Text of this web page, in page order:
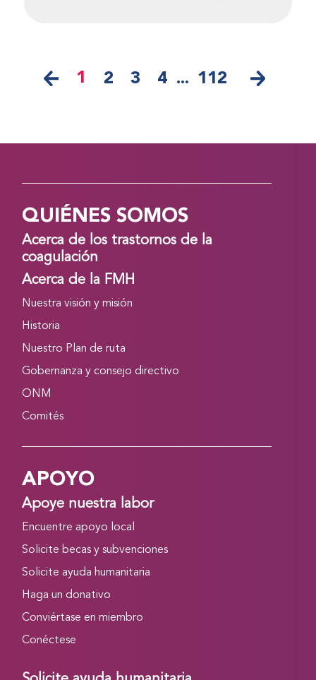
1 2 3 4 ... 112
QUIÉNES SOMOS
Acerca de los trastornos de la
coagulación
Acerca de la FMH
Nuestra visión y misión
Historia
Nuestro Plan de ruta
Gobernanza y consejo directivo
ONM
Comités
APOYO
Apoye nuestra labor
Encuentre apoyo local
Solicite becas y subvenciones
Solicite ayuda humanitaria
Haga un donativo
Conviértase en miembro
Conéctese